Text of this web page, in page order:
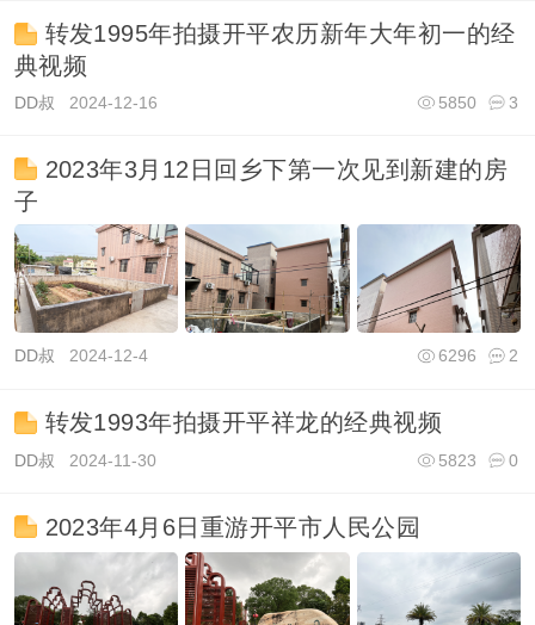
转发1995年拍摄开平农历新年大年初一的经
典视频
DD叔 2024-12-16 3
5850
2023年3月12日回乡下第一次见到新建的房
子
DD叔 2024-12-4 2
6296
转发1993年拍摄开平祥龙的经典视频
DD叔 2024-11-30 0
5823
2023年4月6日重游开平市人民公园